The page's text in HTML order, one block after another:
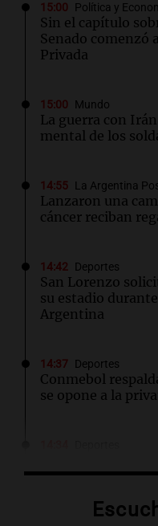
15:00 Política y
Sin el capítulo
Senado comenzó
Privada
15:00 Mundo
La guerra con
mental de los
14:55 La Argentina
Lanzaron una
cáncer reciban
14:42 Deportes
San Lorenzo
su estadio
Argentina
14:37 Deportes
Conmebol
se opone a la
"Vamos a estar